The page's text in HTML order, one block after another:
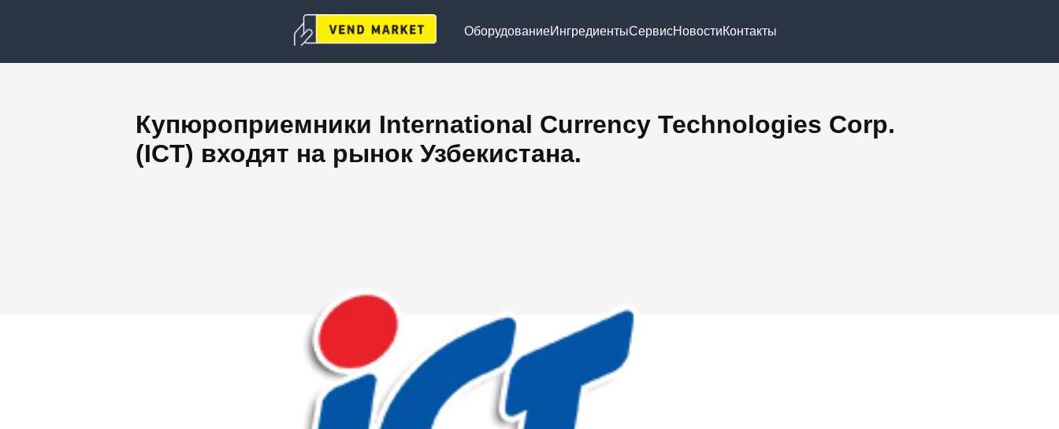
ОборудованиеИнгредиентыСервисНовостиКонтакты
Купюроприемники International Currency Technologies Corp.
(ICT) входят на рынок Узбекистана.